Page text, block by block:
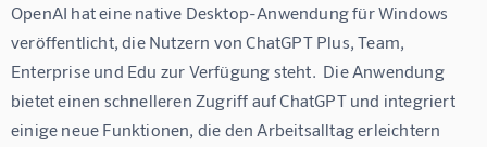
OpenAI hat eine native Desktop-Anwendung für Windows
veröffentlicht, die Nutzern von ChatGPT Plus, Team,
Enterprise und Edu zur Verfügung steht.  Die Anwendung
bietet einen schnelleren Zugriff auf ChatGPT und integriert
einige neue Funktionen, die den Arbeitsalltag erleichtern